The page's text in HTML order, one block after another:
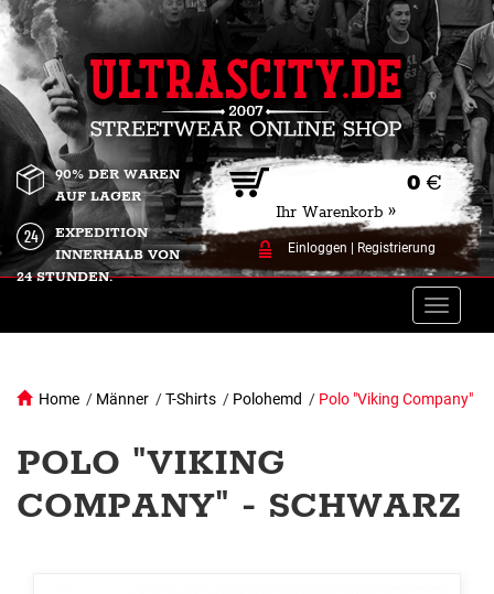
0 €
Ihr Warenkorb »
Einloggen Registrierung
90% DER WAREN
AUF LAGER
EXPEDITION
INNERHALB VON
24 STUNDEN.
Toggle
Home / Männer /T-Shirts / Polohemd / Polo "Viking Company"
POLO "VIKING
COMPANY" - SCHWARZ